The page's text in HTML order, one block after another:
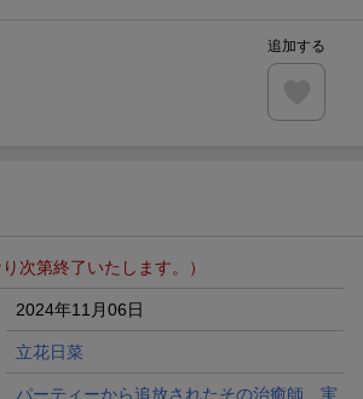
達成で『鬼滅の刃』オリジナルきんちゃく
の楽天24と楽天ブックス買いまわりでク
追加する
次第終了いたします。）
2024年11月06日
立花日菜
パーティーから追放されたその治癒師、実